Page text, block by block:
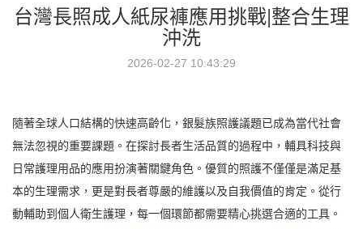
台灣長照成人紙尿褲應用挑戰|整合生理
沖洗
2026-02-27 10:43:29
隨著全球人口結構的快速高齡化，銀髮族照護議題已成為當代社會
無法忽視的重要課題。在探討長者生活品質的過程中，輔具科技與
日常護理用品的應用扮演著關鍵角色。優質的照護不僅僅是滿足基
本的生理需求，更是對長者尊嚴的維護以及自我價值的肯定。從行
動輔助到個人衛生護理，每一個環節都需要精心挑選合適的工具。